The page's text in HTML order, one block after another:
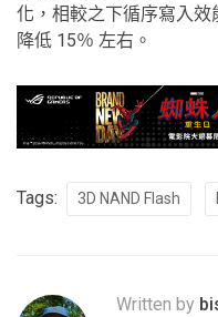
化，相較之下循序寫入
降低 15％ 左右。
Tags: 3D NAND Flash
Written by